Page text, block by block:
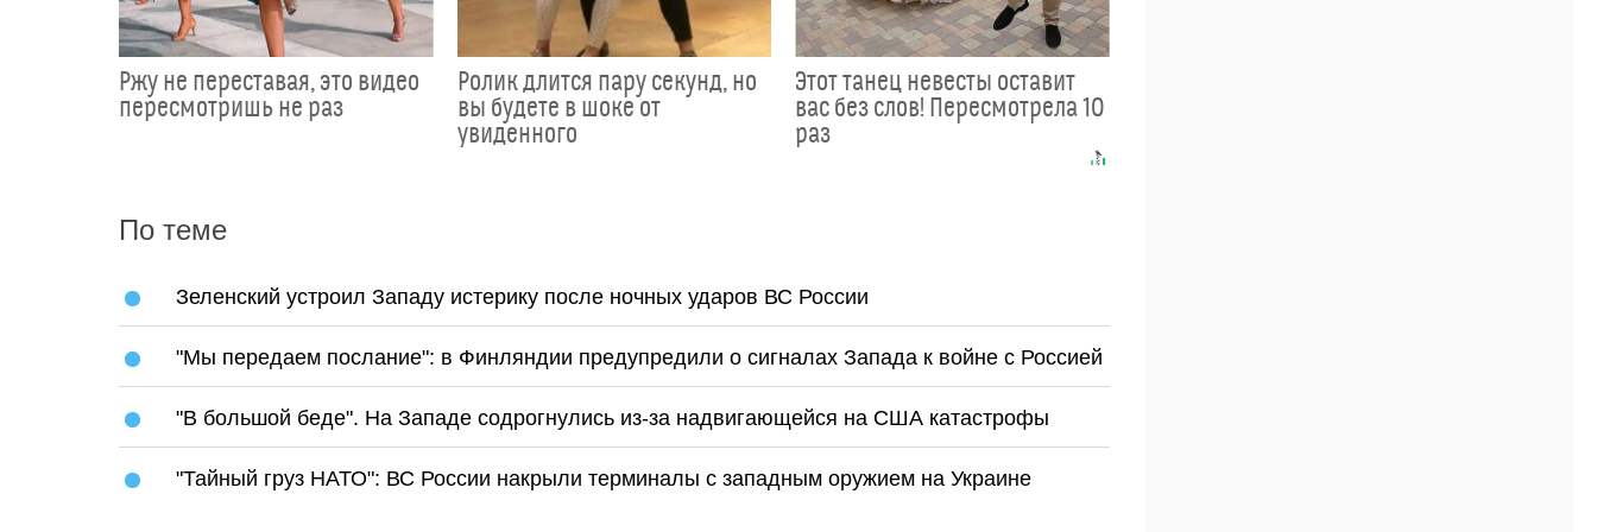
Ржу не переставая, это видео
пересмотришь не раз
Ролик длится пару секунд, но
вы будете в шоке от
увиденного
Этот танец невесты оставит
вас без слов! Пересмотрела 10
раз
По теме
Зеленский устроил Западу истерику после ночных ударов ВС России
"Мы передаем послание": в Финляндии предупредили о сигналах Запада к войне с Россией
"В большой беде". На Западе содрогнулись из-за надвигающейся на США катастрофы
"Тайный груз НАТО": ВС России накрыли терминалы с западным оружием на Украине